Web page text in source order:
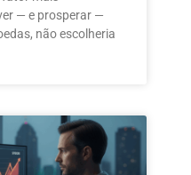
— e prosperar —
não escolheria